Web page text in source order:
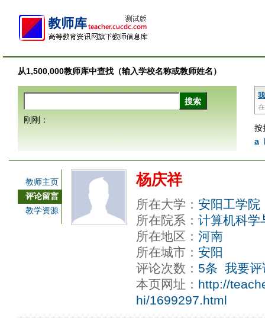
从1,500,000教师库中查找（输入学校名称或教师姓名）
按
a
刚刚：
教师主页
评论留言
教学资源
杨庆祥
所在大学： 安阳工学院
所在院系： 计算机科学
所在地区： 河南
所在城市： 安阳
评论次数： 5条 我要评
本页网址： http://
hi/1699297.html